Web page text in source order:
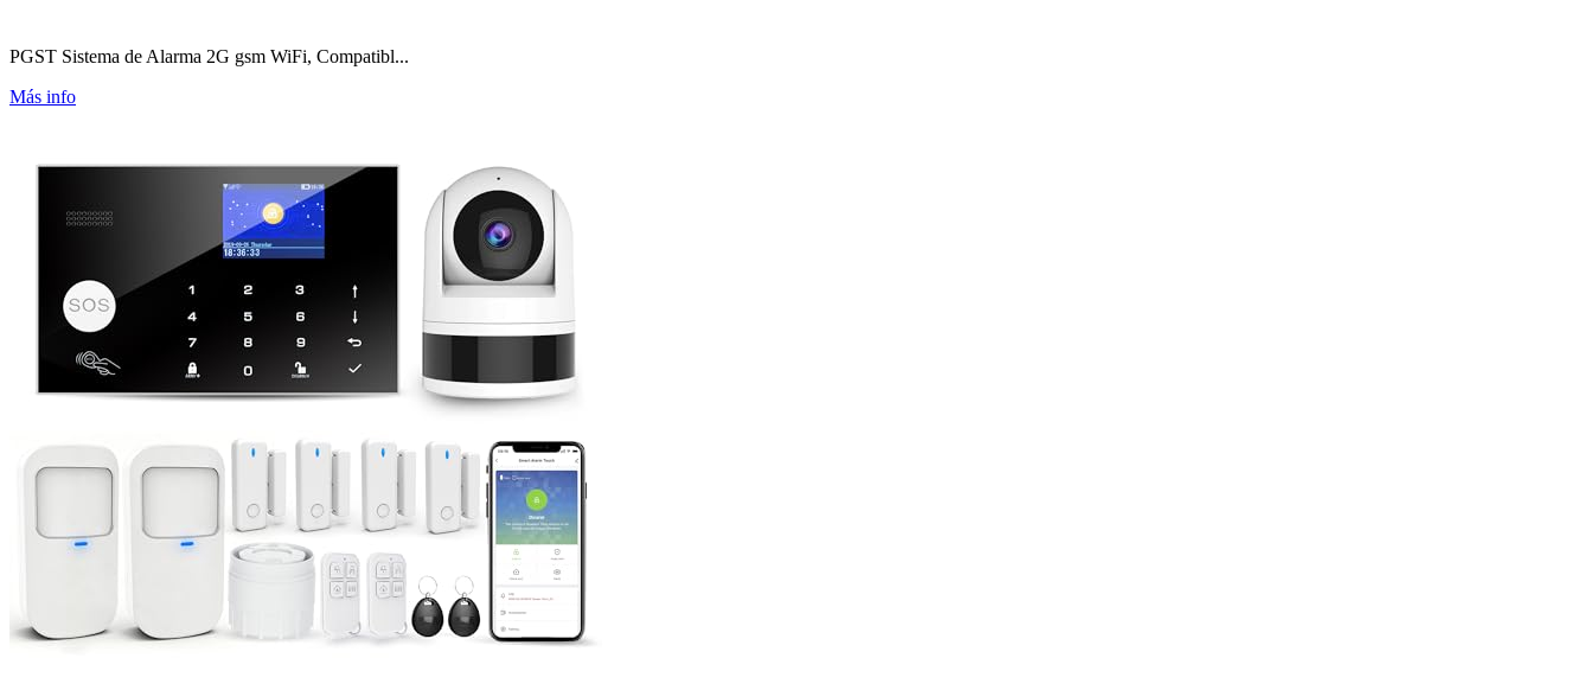
PGST Sistema de Alarma 2G gsm WiFi, Compatibl...
Más info